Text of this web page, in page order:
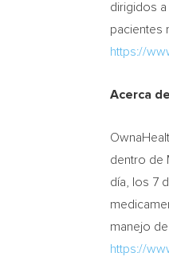
dirigidos
pacientes
https://
Acerca
dentro de
día, los 7
manejo
https://